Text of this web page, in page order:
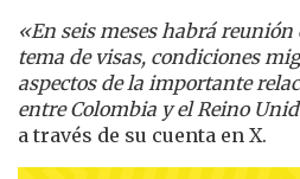
«En seis meses habrá
tema de visas, condiciones
aspectos de la importante
entre Colombia y el Reino
a través de su cuenta en X.